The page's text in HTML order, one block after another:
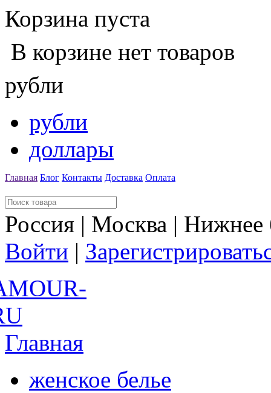
Корзина пуста
В корзине нет товаров
рубли
рубли
доллары
Главная Блог Контакты Доставка Оплата
Россия | Москва |
Войти |
Главная
женское белье